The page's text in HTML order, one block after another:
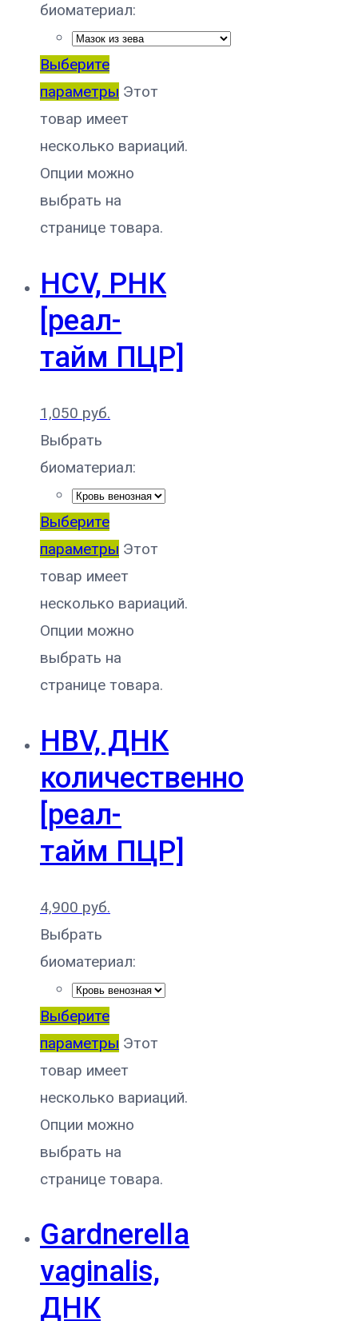
биоматериал:
Выберите
параметры Этот
товар имеет
несколько вариаций.
Опции можно
выбрать на
странице товара.
HCV, РНК
[реал-
тайм ПЦР]
1,050 руб.
Выбрать
биоматериал:
Выберите
параметры Этот
товар имеет
несколько вариаций.
Опции можно
выбрать на
странице товара.
HBV, ДНК
количественно
[реал-
тайм ПЦР]
4,900 руб.
Выбрать
биоматериал:
Выберите
параметры Этот
товар имеет
несколько вариаций.
Опции можно
выбрать на
странице товара.
Gardnerella
vaginalis,
ДНК